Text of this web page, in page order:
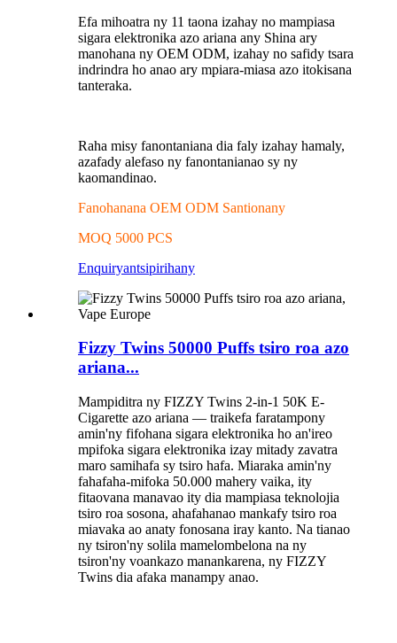
Efa mihoatra ny 11 taona izahay no mampiasa
sigara elektronika azo ariana any Shina ary
manohana ny OEM ODM, izahay no safidy tsara
indrindra ho anao ary mpiara-miasa azo itokisana
tanteraka.
Raha misy fanontaniana dia faly izahay hamaly,
azafady alefaso ny fanontanianao sy ny
kaomandinao.
Fanohanana OEM ODM Santionany
MOQ 5000 PCS
Enquiryantsipirihany
Fizzy Twins 50000 Puffs tsiro roa azo
ariana...
Mampiditra ny FIZZY Twins 2-in-1 50K E-
Cigarette azo ariana — traikefa faratampony
amin'ny fifohana sigara elektronika ho an'ireo
mpifoka sigara elektronika izay mitady zavatra
maro samihafa sy tsiro hafa. Miaraka amin'ny
fahafaha-mifoka 50.000 mahery vaika, ity
fitaovana manavao ity dia mampiasa teknolojia
tsiro roa sosona, ahafahanao mankafy tsiro roa
miavaka ao anaty fonosana iray kanto. Na tianao
ny tsiron'ny solila mamelombelona na ny
tsiron'ny voankazo manankarena, ny FIZZY
Twins dia afaka manampy anao.